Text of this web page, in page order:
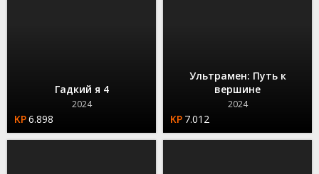
Гадкий я 4
2024
6.898
Ультрамен: Путь к
вершине
2024
7.012